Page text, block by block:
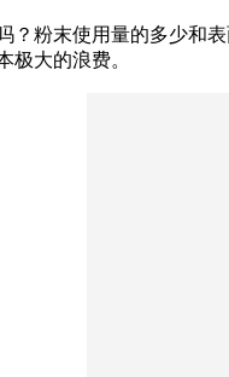
？粉末使用量的多少和
极大的浪费。